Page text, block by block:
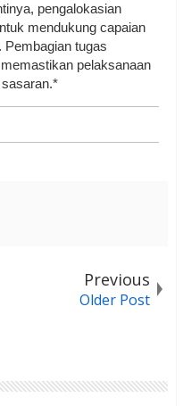
pengalokasian
mendukung capaian
Pembagian tugas
pelaksanaan
Previous
Older Post